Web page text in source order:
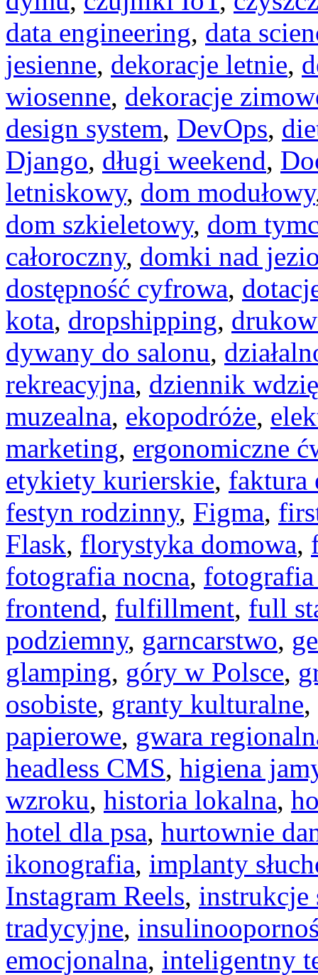
data engineering, data
jesienne, dekoracje letnie,
wiosenne, dekoracje
design system, DevOps,
Django, długi weekend,
letniskowy, dom modułowy
dom szkieletowy, dom
całoroczny, domki nad
dostępność cyfrowa,
kota, dropshipping,
dywany do salonu,
rekreacyjna, dziennik
muzealna, ekopodróże,
marketing, ergonomiczne
etykiety kurierskie, faktura
festyn rodzinny, Figma,
Flask, florystyka domowa,
fotografia nocna,
frontend, fulfillment, full
podziemny, garncarstwo,
glamping, góry w Polsce,
osobiste, granty kulturalne,
papierowe, gwara
headless CMS, higiena
wzroku, historia lokalna,
hotel dla psa, hurtownie
ikonografia, implanty
Instagram Reels, instrukcje
tradycyjne,
emocjonalna, inteligentny